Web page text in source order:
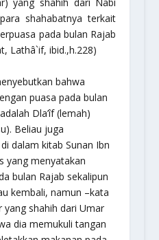
yang shahih dari Nabi
shahabatnya terkait
pada bulan Rajab
Lathâ`if, ibid.,h.228)
bahwa
puasa pada bulan
Dla’îf (lemah)
Beliau juga
dalam kitab Sunan Ibn
yang menyatakan
bulan Rajab sekalipun
kembali, namun –kata
yang shahih dari Umar
dia memukuli tangan